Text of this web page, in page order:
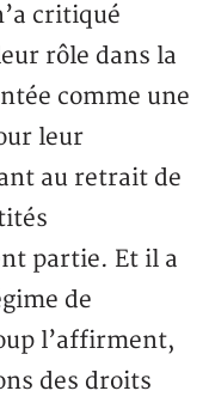
critiqué
rôle dans la
comme une
leur
au retrait de
partie. Et il a
de
l’affirment,
des droits